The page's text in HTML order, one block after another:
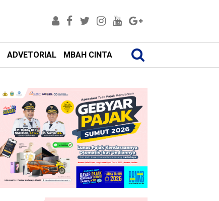
ADVETORIAL MBAH CINTA